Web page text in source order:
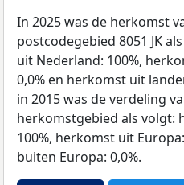
In 2025 was de herkomst
postcodegebied 8051 JK
uit Nederland: 100%,
0,0% en herkomst uit
in 2015 was de verdeling
herkomstgebied als volgt:
100%, herkomst uit
buiten Europa: 0,0%.